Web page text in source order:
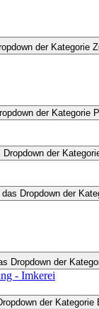
der Kategorie
der Kategorie
der
Dropdown der
Dropdown der
- Imkerei
der Kategorie